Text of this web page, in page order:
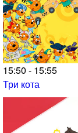
15:50 - 15:55
Три кота